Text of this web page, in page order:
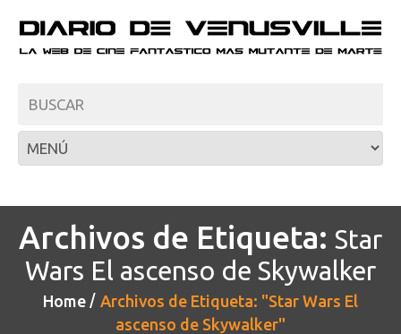
Archivos de Etiqueta: Star
Wars El ascenso de Skywalker
Home
Archivos de Etiqueta: "Star Wars El
ascenso de Skywalker"